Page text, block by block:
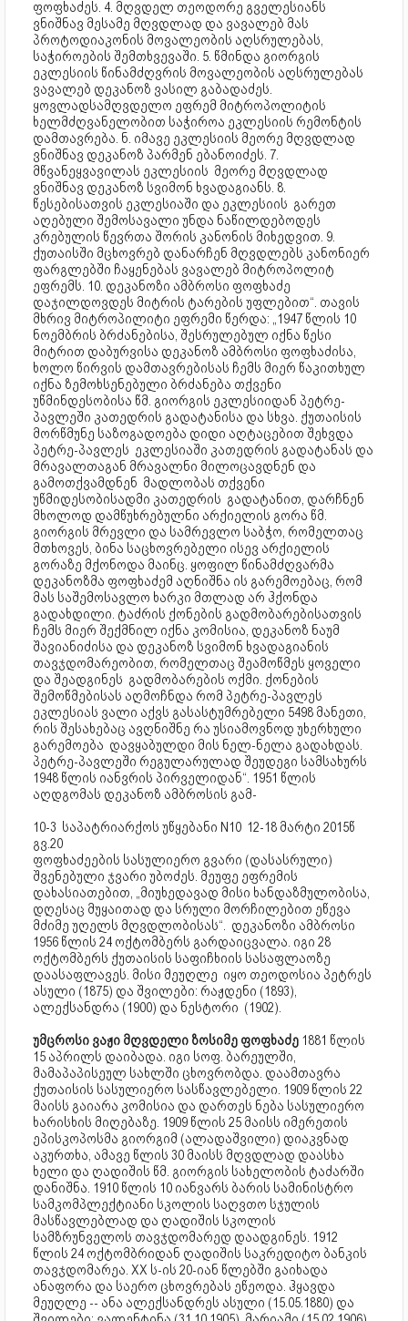
ფოფხაძეს. 4. მღვდელ თეოდორე გველესიანს
ვნიშნავ მესამე მღვდლად და ვავალებ მას
პროტოდიაკონის მოვალეობის აღსრულებას,
საჭიროების შემთხვევაში. 5. წმინდა გიორგის
ეკლესიის წინამძღვრის მოვალეობის აღსრულებას
ვავალებ დეკანოზ ვასილ გაბადაძეს.
ყოვლადსამღვდელო ეფრემ მიტროპოლიტის
ხელმძღვანელობით საჭიროა ეკლესიის რემონტის
დამთავრება. ნ. იმავე ეკლესიის მეორე მღვდლად
ვნიშნავ დეკანოზ პარმენ ებანოიძეს. 7.
მწვანეყვავილას ეკლესიის მეორე მღვდლად
ვნიშნავ დეკანოზ სვიმონ ხვადაგიანს. 8.
წესებისათვის ეკლესიაში და ეკლესიის გარეთ
აღებული შემოსავალი უნდა ნაწილდებოდეს
კრებულის წევრთა შორის კანონის მიხედვით. 9.
ქუთაისში მცხოვრებ დანარჩენ მღვდლებს კანონიერ
ფარგლებში ჩაყენებას ვავალებ მიტროპოლიტ
ეფრემს. 10. დეკანოზი ამბროსი ფოფხაძე
დაჯილდოვდეს მიტრის ტარების უფლებით“. თავის
მხრივ მიტროპილიტი ეფრემი წერდა: „1947 წლის 10
ნოემბრის ბრძანებისა, შესრულებულ იქნა წესი
მიტრით დაბურვისა დეკანოზ ამბროსი ფოფხაძისა,
ხოლო წირვის დამთავრებისას ჩემს მიერ წაკითხულ
იქნა ზემოხსენებული ბრძანება თქვენი
უწმინდესობისა წმ. გიორგის ეკლესიიდან პეტრე-
პავლეში კათედრის გადატანისა და სხვა. ქუთაისის
მორწმუნე საზოგადოება დიდი აღტაცებით შეხვდა
პეტრე-პავლეს ეკლესიაში კათედრის გადატანას და
მრავალთაგან მრავალნი მილოცავდნენ და
გამოთქვამდნენ მადლობას თქვენი
უწმიდესობისადმი კათედრის გადატანით, დარჩნენ
მხოლოდ დამწუხრებულნი არქიელის გორა წმ.
გიორგის მრევლი და სამრევლო საბჭო, რომელთაც
მთხოვეს, ბინა საცხოვრებელი ისევ არქიელის
გორაზე მქონოდა მაინც. ყოფილ წინამძღვარმა
დეკანოზმა ფოფხაძემ აღნიშნა ის გარემოებაც, რომ
მას საშემოსავლო ხარკი მთლად არ ჰქონდა
გადახდილი. ტაძრის ქონების გადმობარებისათვის
ჩემს მიერ შექმნილ იქნა კომისია, დეკანოზ ნაუმ
შავიანიძისა და დეკანოზ სვიმონ ხვადაგიანის
თავჯდომარეობით, რომელთაც შეამოწმეს ყოველი
და შეადგინეს გადმობარების ოქმი. ქონების
შემოწმებისას აღმოჩნდა რომ პეტრე-პავლეს
ეკლესიას ვალი აქვს გასასტუმრებელი 5498 მანეთი,
რის შესახებაც ავღნიშნე რა უსიამოვნოდ უხერხული
გარემოება დავყაბულდი მის ნელ-ნელა გადახდას.
პეტრე-პავლეში რეგულარულად შეუდეგი სამსახურს
1948 წლის იანვრის პირველიდან“. 1951 წლის
აღდგომას დეკანოზ ამბროსის გამ-
10-3 საპატრიარქოს უწყებანი N10 12-18 მარტი 2015წ
გვ.20
ფოფხაძეების სასულიერო გვარი (დასასრული)
შვენებული ჯვარი უბოძეს. მეუფე ეფრემის
დახასიათებით, „მიუხედავად მისი ხანდაზმულობისა,
დღესაც მუყაითად და სრული მორჩილებით ეწევა
მძიმე უღელს მღვდლობისას“. დეკანოზი ამბროსი
1956 წლის 24 ოქტომბერს გარდაიცვალა. იგი 28
ოქტომბერს ქუთაისის საფიჩხიის სასაფლაოზე
დაასაფლავეს. მისი მეუღლე იყო თეოდოსია პეტრეს
ასული (1875) და შვილები: რაჟდენი (1893),
ალექსანდრა (1900) და ნესტორი (1902).
უმცროსი ვაჟი მღვდელი ზოსიმე ფოფხაძე 1881 წლის
15 აპრილს დაიბადა. იგი სოფ. ბარეულში,
მამაპაპისეულ სახლში ცხოვრობდა. დაამთავრა
ქუთაისის სასულიერო სასწავლებელი. 1909 წლის 22
მაისს გაიარა კომისია და დართეს ნება სასულიერო
ხარისხის მიღებაზე. 1909 წლის 25 მაისს იმერეთის
ეპისკოპოსმა გიორგიმ (ალადაშვილი) დიაკვნად
აკურთხა, ამავე წლის 30 მაისს მღვდლად დაასხა
ხელი და ღადიშის წმ. გიორგის სახელობის ტაძარში
დანიშნა. 1910 წლის 10 იანვარს ბარის სამინისტრო
სამკომპლექტიანი სკოლის საღვთო სჯულის
მასწავლებლად და ღადიშის სკოლის
სამზრუნველოს თავჯდომარედ დაადგინეს. 1912
წლის 24 ოქტომბრიდან ღადიშის საკრედიტო ბანკის
თავჯდომარეა. XX ს-ის 20-იან წლებში გაიხადა
ანაფორა და საერო ცხოვრებას ეწეოდა. ჰყავდა
მეუღლე -- ანა ალექსანდრეს ასული (15.05.1880) და